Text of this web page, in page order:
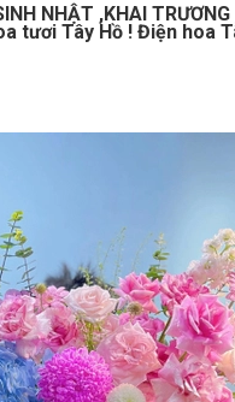
NHẬT ,KHAI
tươi Tây Hồ ! Điện hoa